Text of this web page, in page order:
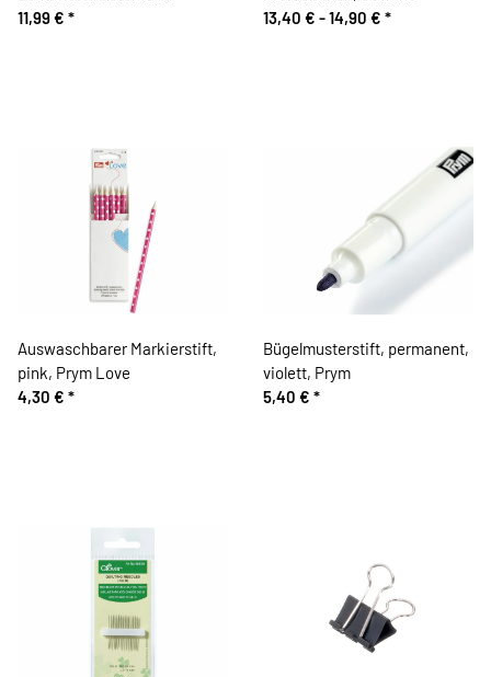
Schnittmuster, 15 m
11,99 € *
13,40 € -14,90 € *
Auswaschbarer Markierstift,
pink, Prym Love
4,30 € *
Bügelmusterstift, permanent,
violett, Prym
5,40 € *